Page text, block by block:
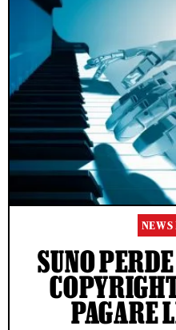
NEWS
SUNO
PAGARE